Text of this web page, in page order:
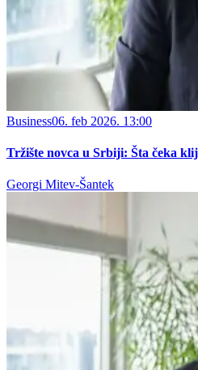
Business06. feb 2026. 13:00
Tržište novca u Srbiji: Šta čeka
Georgi Mitev-Šantek